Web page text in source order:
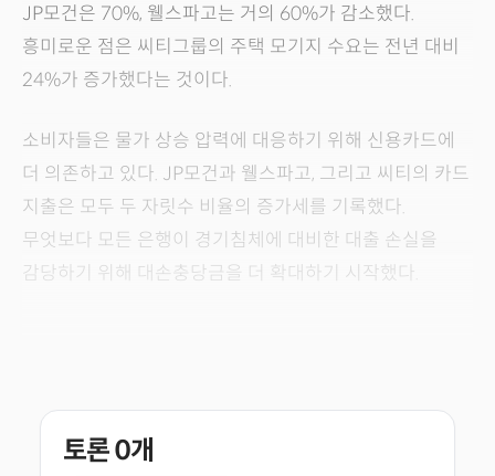
JP모건은 70%, 웰스파고는 거의 60%가 감소했다.
흥미로운 점은 씨티그룹의 주택 모기지 수요는 전년 대비
24%가 증가했다는 것이다.
소비자들은 물가 상승 압력에 대응하기 위해 신용카드에
더 의존하고 있다. JP모건과 웰스파고, 그리고 씨티의 카드
지출은 모두 두 자릿수 비율의 증가세를 기록했다.
무엇보다 모든 은행이 경기침체에 대비한 대출 손실을
감당하기 위해 대손충당금을 더 확대하기 시작했다.
토론0개